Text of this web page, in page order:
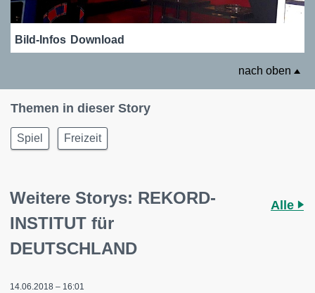
Bild-Infos Download
nach oben
Themen in dieser Story
Spiel Freizeit
Weitere Storys: REKORD-
INSTITUT für
DEUTSCHLAND
Alle
14.06.2018 – 16:01